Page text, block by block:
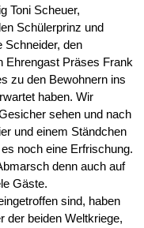
Toni Scheuer,
Schülerprinz und
Schneider, den
Ehrengast Präses Frank
zu den Bewohnern ins
haben. Wir
sehen und nach
und einem Ständchen
noch eine Erfrischung.
denn auch auf
Gäste.
sind, haben
der beiden Weltkriege,